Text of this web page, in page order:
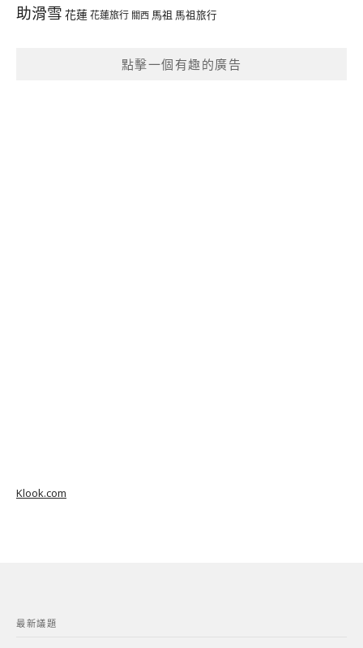
助滑雪 花蓮花蓮旅行 關西 馬祖 馬祖旅行
點擊一個有趣的廣告
Klook.com
最新議題